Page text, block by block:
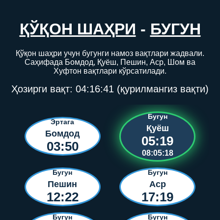
ҚЎҚОН ШАҲРИ - БУГУН
Қўқон шаҳри учун бугунги намоз вақтлари жадвали.
Саҳифада Бомдод, Қуёш, Пешин, Аср, Шом ва
Хуфтон вақтлари кўрсатилади.
Ҳозирги вақт: 04:16:41 (қурилмангиз вақти)
Эртага
Бомдод
03:50
Бугун
Қуёш
05:19
08:05:18
Бугун
Пешин
12:22
Бугун
Аср
17:19
Бугун Бугун